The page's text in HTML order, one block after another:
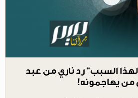
السبب" رد ناري من عبد
من يهاجمونه!